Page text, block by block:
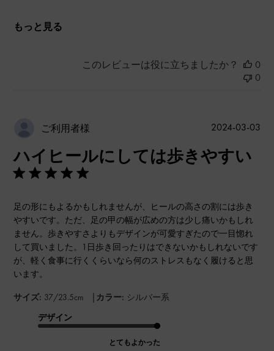
もっと見る
このレビューは役に立ちましたか？
0
0
ご利用者様
ハイヒールにしては歩きやすい
足の形にもよるかもしれませんが、ヒールの高さの割には歩き
やすいです。ただ、足の甲の幅が広めの方は少し痛いかもしれ
ません。歩きやすさよりもデザインが可愛すぎたので一目惚れ
して買いました。1日歩き回ったりはできないかもしれないです
が、軽く食事に行くくらいなら何のストレスもなく履けると思
います。
サイズ: 37/23.5cm | カラー: シルバー系
デザイン
とてもよかった
公
2024-03-03